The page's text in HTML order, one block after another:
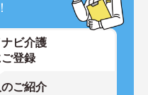
ビ介護
登録
ご紹介